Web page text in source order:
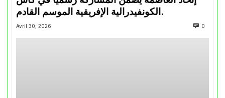
الكونفيدرالية الإفريقية الموسم القادم.
Avril 30, 2026 0